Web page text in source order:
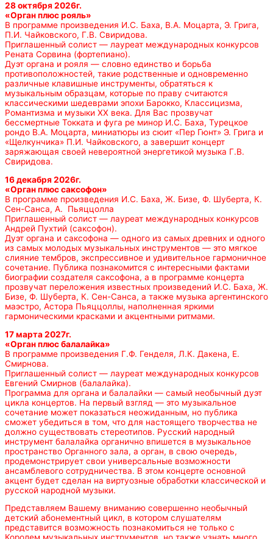
28 октября 2026г.
«Орган плюс рояль»
В программе произведения И.С. Баха, В.А. Моцарта, Э. Грига,
П.И. Чайковского, Г.В. Свиридова.
Приглашенный солист — лауреат международных конкурсов
Рената Сорвина (фортепиано).
Дуэт органа и рояля — словно единство и борьба
противоположностей, такие родственные и одновременно
различные клавишные инструменты, обратяться к
музыкальным образцам, которые по праву считаются
классическими шедеврами эпохи Барокко, Классицизма,
Романтизма и музыки ХХ века. Для Вас прозвучат
бессмертные Токката и фуга ре минор И.С. Баха, Турецкое
рондо В.А. Моцарта, миниатюры из сюит «Пер Гюнт» Э. Грига и
«Щелкунчика» П.И. Чайковского, а завершит концерт
заряжающая своей невероятной энергетикой музыка Г.В.
Свиридова.
16 декабря 2026г.
«Орган плюс саксофон»
В программе произведения И.С. Баха, Ж. Бизе, Ф. Шуберта, К.
Сен-Санса, А. Пьяццолла
Приглашенный солист — лауреат международных конкурсов
Андрей Пухтий (саксофон).
Дуэт органа и саксофона — одного из самых древних и одного
из самых молодых музыкальных инструментов — это мягкое
слияние тембров, экспрессивное и удивительное гармоничное
сочетание. Публика познакомится с интересными фактами
биографии создателя саксофона, а в программе концерта
прозвучат переложения известных произведений И.С. Баха, Ж.
Бизе, Ф. Шуберта, К. Сен-Санса, а также музыка аргентинского
маэстро, Астора Пьяццоллы, наполненная яркими
гармоническими красками и акцентными ритмами.
17 марта 2027г.
«Орган плюс балалайка»
В программе произведения Г.Ф. Генделя, Л.К. Дакена, Е.
Смирнова.
Приглашенный солист — лауреат международных конкурсов
Евгений Смирнов (балалайка).
Программа для органа и балалайки — самый необычный дуэт
цикла концертов. На первый взгляд — это музыкальное
сочетание может показаться неожиданным, но публика
сможет убедиться в том, что для настоящего творчества не
должно существовать стереотипов. Русский народный
инструмент балалайка органично впишется в музыкальное
пространство Органного зала, а орган, в свою очередь,
продемонстрирует свои универсальные возможности
ансамблевого сотрудничества. В этом концерте основной
акцент будет сделан на виртуозные обработки классической и
русской народной музыки.
Представляем Вашему вниманию совершенно необычный
детский абонементный цикл, в котором слушателям
представится возможность познакомиться не только с